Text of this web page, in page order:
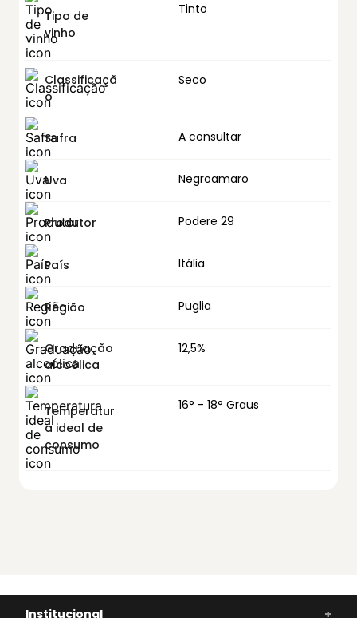
Tipo de
vinho
Tinto
Classificaçã
o
Seco
Safra A consultar
Uva Negroamaro
Produtor Podere 29
País Itália
Região Puglia
Graduação
alcoólica
12,5%
Temperatur
a ideal de
consumo
16° - 18° Graus
Institucional +